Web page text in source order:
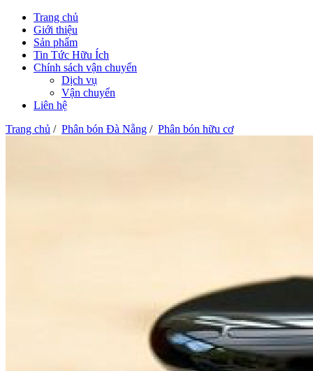
Trang chủ
Giới thiệu
Sản phẩm
Tin Tức Hữu Ích
Chính sách vận chuyển
Dịch vụ
Vận chuyển
Liên hệ
Trang chủ / Phân bón Đà Nẵng / Phân bón hữu cơ